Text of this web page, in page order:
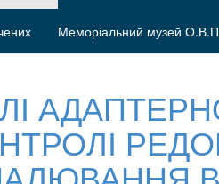
Меморіальний музей